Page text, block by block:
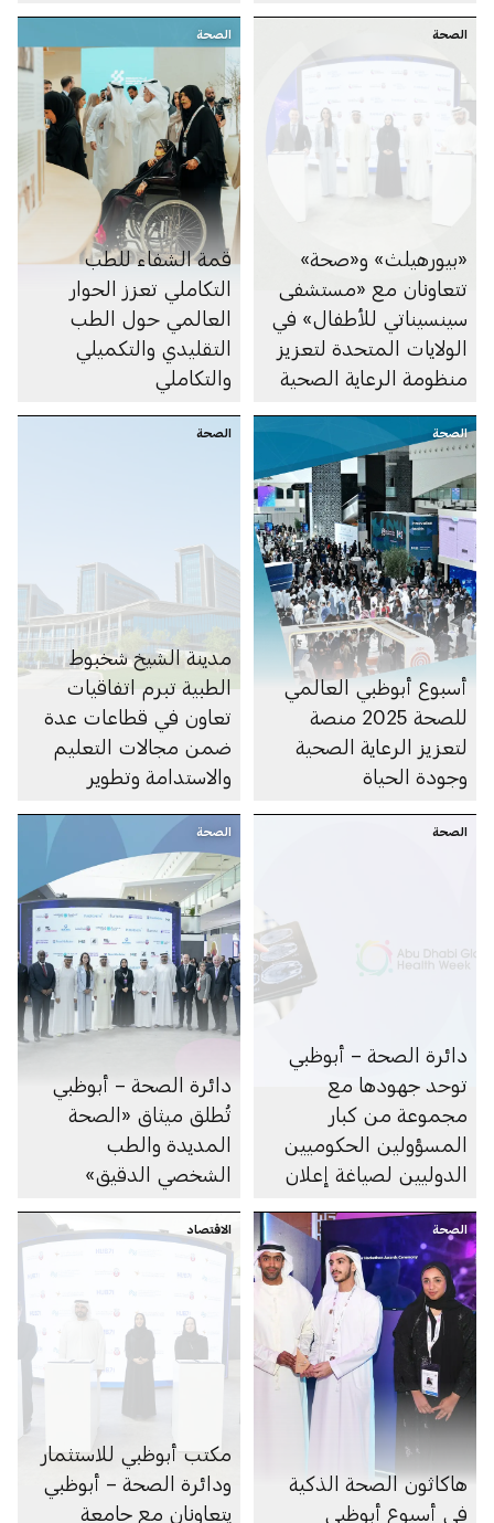
الإمارة
الصحة
«بيورهيلث» و«صحة»
تتعاونان مع «مستشفى
سينسيناتي للأطفال» في
الولايات المتحدة لتعزيز
منظومة الرعاية الصحية
الصحة
قمة الشفاء للطب
التكاملي تعزز الحوار
العالمي حول الطب
التقليدي والتكميلي
والتكاملي
الصحة
أسبوع أبوظبي العالمي
للصحة 2025 منصة
لتعزيز الرعاية الصحية
وجودة الحياة
الصحة
مدينة الشيخ شخبوط
الطبية تبرم اتفاقيات
تعاون في قطاعات عدة
ضمن مجالات التعليم
والاستدامة وتطوير
الصحة
دائرة الصحة – أبوظبي
توحد جهودها مع
مجموعة من كبار
المسؤولين الحكوميين
الدوليين لصياغة إعلان
الاصطناعي في الرعاية
الصحية
الصحة
دائرة الصحة – أبوظبي
تُطلق ميثاق «الصحة
المديدة والطب
الشخصي الدقيق»
الصحة
هاكاثون الصحة الذكية
في أسبوع أبوظبي
الاقتصاد
مكتب أبوظبي للاستثمار
ودائرة الصحة – أبوظبي
يتعاونان مع جامعة